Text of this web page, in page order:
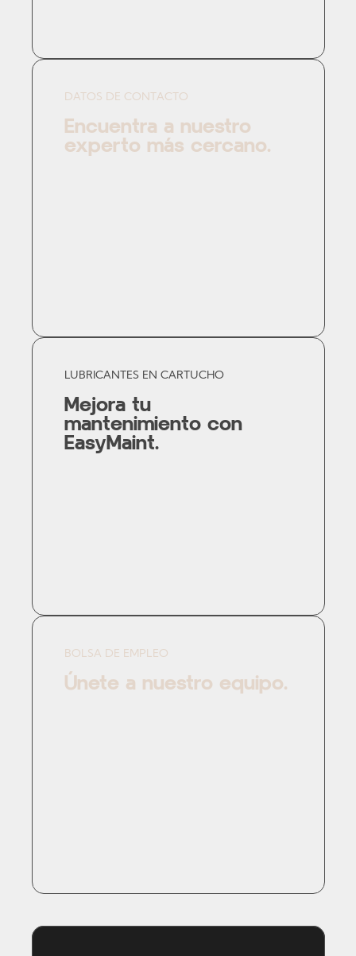
DATOS DE CONTACTO
Encuentra a nuestro
experto más cercano.
LUBRICANTES EN CARTUCHO
Mejora tu
mantenimiento con
EasyMaint.
BOLSA DE EMPLEO
Únete a nuestro equipo.